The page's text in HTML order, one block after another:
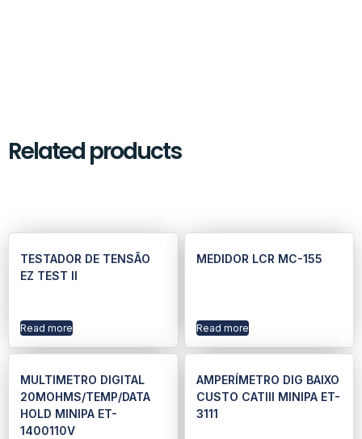
Related products
TESTADOR DE TENSÃO
EZ TEST II
Read more
MEDIDOR LCR MC-155
Read more
MULTIMETRO DIGITAL
20MOHMS/TEMP/DATA
HOLD MINIPA ET-
1400110V
AMPERÍMETRO DIG BAIXO
CUSTO CATIII MINIPA ET-
3111